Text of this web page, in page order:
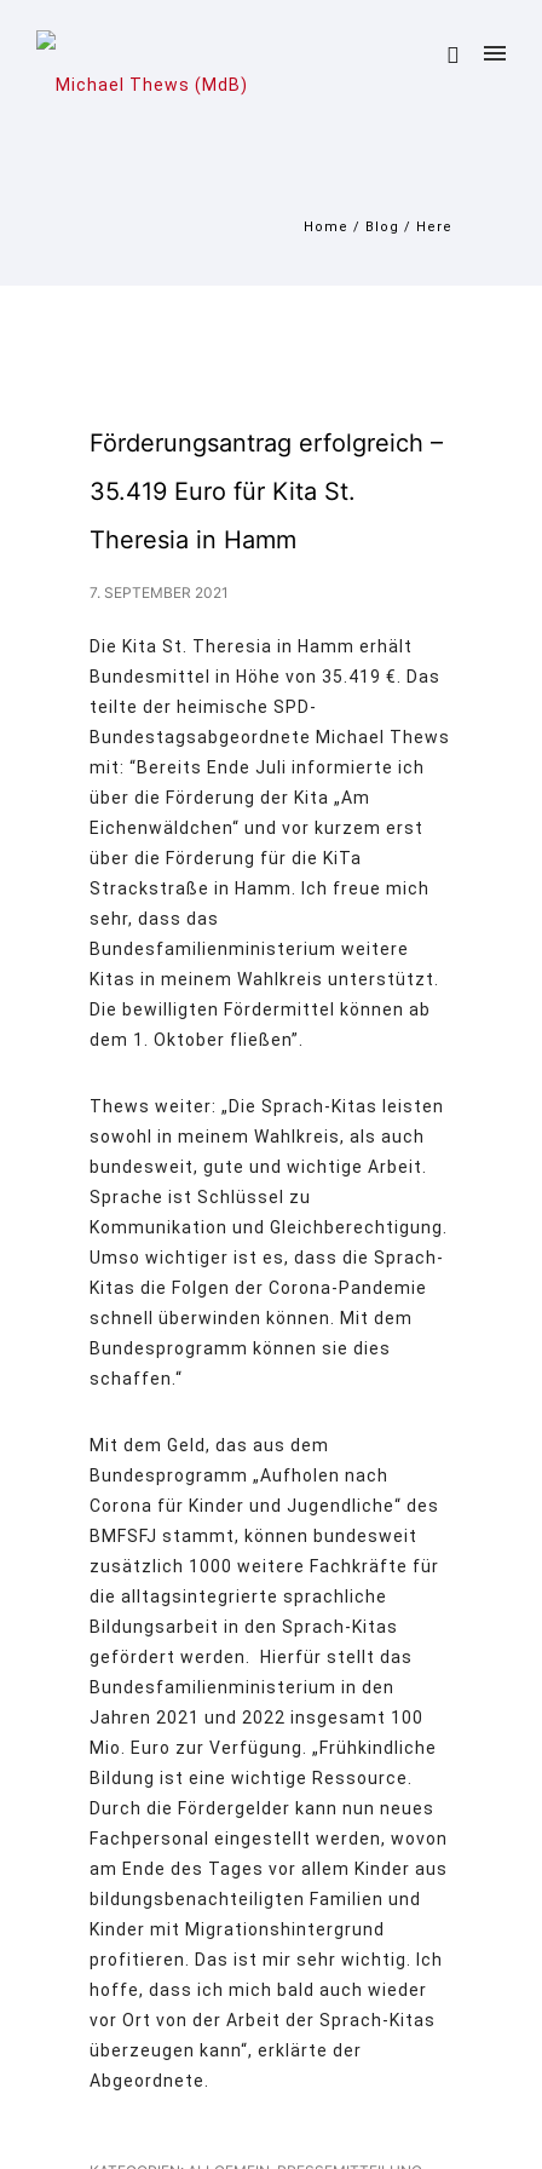
Home / Blog / Here
Förderungsantrag erfolgreich –
35.419 Euro für Kita St.
Theresia in Hamm
7. SEPTEMBER 2021
Die Kita St. Theresia in Hamm erhält
Bundesmittel in Höhe von 35.419 €. Das
teilte der heimische SPD-
Bundestagsabgeordnete Michael Thews
mit: “Bereits Ende Juli informierte ich
über die Förderung der Kita „Am
Eichenwäldchen“ und vor kurzem erst
über die Förderung für die KiTa
Strackstraße in Hamm. Ich freue mich
sehr, dass das
Bundesfamilienministerium weitere
Kitas in meinem Wahlkreis unterstützt.
Die bewilligten Fördermittel können ab
dem 1. Oktober fließen”.
Thews weiter: „Die Sprach-Kitas leisten
sowohl in meinem Wahlkreis, als auch
bundesweit, gute und wichtige Arbeit.
Sprache ist Schlüssel zu
Kommunikation und Gleichberechtigung.
Umso wichtiger ist es, dass die Sprach-
Kitas die Folgen der Corona-Pandemie
schnell überwinden können. Mit dem
Bundesprogramm können sie dies
schaffen.“
Mit dem Geld, das aus dem
Bundesprogramm „Aufholen nach
Corona für Kinder und Jugendliche“ des
BMFSFJ stammt, können bundesweit
zusätzlich 1000 weitere Fachkräfte für
die alltagsintegrierte sprachliche
Bildungsarbeit in den Sprach-Kitas
gefördert werden. Hierfür stellt das
Bundesfamilienministerium in den
Jahren 2021 und 2022 insgesamt 100
Mio. Euro zur Verfügung. „Frühkindliche
Bildung ist eine wichtige Ressource.
Durch die Fördergelder kann nun neues
Fachpersonal eingestellt werden, wovon
am Ende des Tages vor allem Kinder aus
bildungsbenachteiligten Familien und
Kinder mit Migrationshintergrund
profitieren. Das ist mir sehr wichtig. Ich
hoffe, dass ich mich bald auch wieder
vor Ort von der Arbeit der Sprach-Kitas
überzeugen kann“, erklärte der
Abgeordnete.